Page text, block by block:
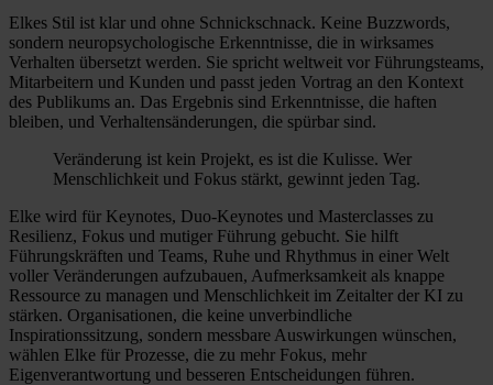
Elkes Stil ist klar und ohne Schnickschnack. Keine Buzzwords,
sondern neuropsychologische Erkenntnisse, die in wirksames
Verhalten übersetzt werden. Sie spricht weltweit vor Führungsteams,
Mitarbeitern und Kunden und passt jeden Vortrag an den Kontext
des Publikums an. Das Ergebnis sind Erkenntnisse, die haften
bleiben, und Verhaltensänderungen, die spürbar sind.
Veränderung ist kein Projekt, es ist die Kulisse. Wer
Menschlichkeit und Fokus stärkt, gewinnt jeden Tag.
Elke wird für Keynotes, Duo-Keynotes und Masterclasses zu
Resilienz, Fokus und mutiger Führung gebucht. Sie hilft
Führungskräften und Teams, Ruhe und Rhythmus in einer Welt
voller Veränderungen aufzubauen, Aufmerksamkeit als knappe
Ressource zu managen und Menschlichkeit im Zeitalter der KI zu
stärken. Organisationen, die keine unverbindliche
Inspirationssitzung, sondern messbare Auswirkungen wünschen,
wählen Elke für Prozesse, die zu mehr Fokus, mehr
Eigenverantwortung und besseren Entscheidungen führen.